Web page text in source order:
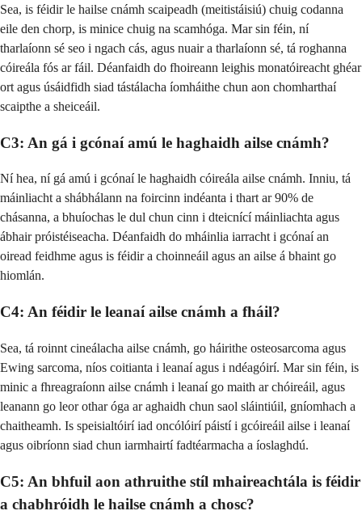
Sea, is féidir le hailse cnámh scaipeadh (meitistáisiú) chuig codanna
eile den chorp, is minice chuig na scamhóga. Mar sin féin, ní
tharlaíonn sé seo i ngach cás, agus nuair a tharlaíonn sé, tá roghanna
cóireála fós ar fáil. Déanfaidh do fhoireann leighis monatóireacht ghéar
ort agus úsáidfidh siad tástálacha íomháithe chun aon chomharthaí
scaipthe a sheiceáil.
C3: An gá i gcónaí amú le haghaidh ailse cnámh?
Ní hea, ní gá amú i gcónaí le haghaidh cóireála ailse cnámh. Inniu, tá
máinliacht a shábhálann na foircinn indéanta i thart ar 90% de
chásanna, a bhuíochas le dul chun cinn i dteicnící máinliachta agus
ábhair próistéiseacha. Déanfaidh do mháinlia iarracht i gcónaí an
oiread feidhme agus is féidir a choinneáil agus an ailse á bhaint go
hiomlán.
C4: An féidir le leanaí ailse cnámh a fháil?
Sea, tá roinnt cineálacha ailse cnámh, go háirithe osteosarcoma agus
Ewing sarcoma, níos coitianta i leanaí agus i ndéagóirí. Mar sin féin, is
minic a fhreagraíonn ailse cnámh i leanaí go maith ar chóireáil, agus
leanann go leor othar óga ar aghaidh chun saol sláintiúil, gníomhach a
chaitheamh. Is speisialtóirí iad oncólóirí páistí i gcóireáil ailse i leanaí
agus oibríonn siad chun iarmhairtí fadtéarmacha a íoslaghdú.
C5: An bhfuil aon athruithe stíl mhaireachtála is féidir
a chabhróidh le hailse cnámh a chosc?